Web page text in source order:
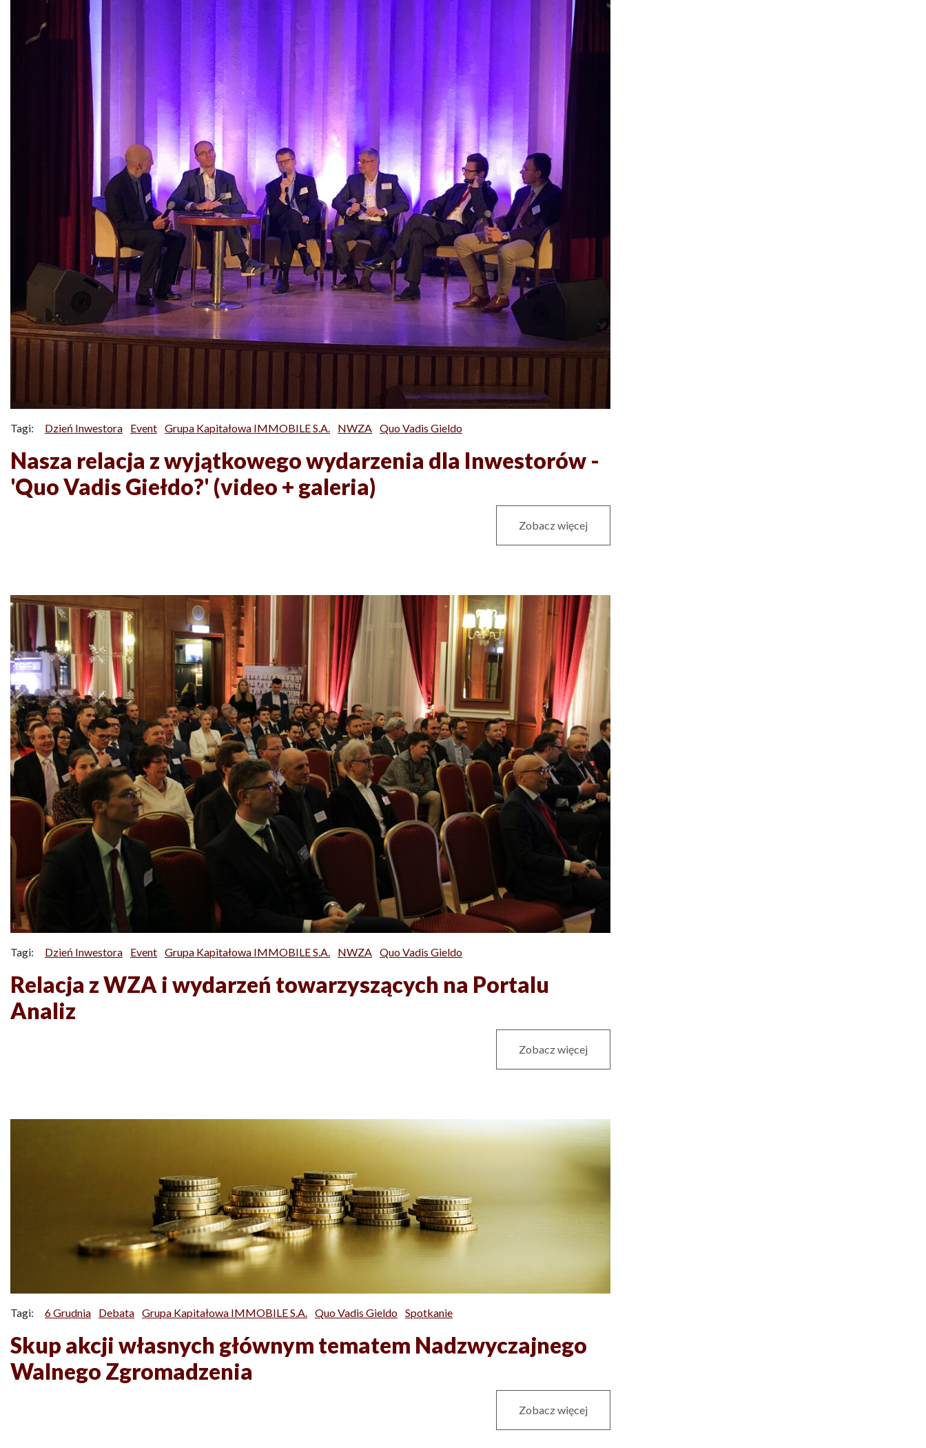
Tagi: Dzień Inwestora Event Grupa Kapitałowa IMMOBILE S.A. NWZA Quo Vadis Gieldo
Nasza relacja z wyjątkowego wydarzenia dla Inwestorów -
'Quo Vadis Giełdo?' (video + galeria)
Zobacz więcej
Tagi: Dzień Inwestora Event Grupa Kapitałowa IMMOBILE S.A. NWZA Quo Vadis Gieldo
Relacja z WZA i wydarzeń towarzyszących na Portalu
Analiz
Zobacz więcej
Tagi: 6 Grudnia Debata Grupa Kapitałowa IMMOBILE S.A. Quo Vadis Gieldo Spotkanie
Skup akcji własnych głównym tematem Nadzwyczajnego
Walnego Zgromadzenia
Zobacz więcej